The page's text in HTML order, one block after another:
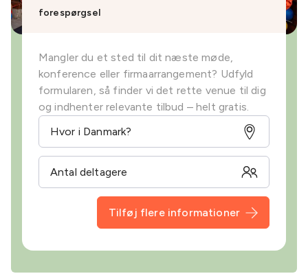
forespørgsel
Mangler du et sted til dit næste møde,
konference eller firmaarrangement? Udfyld
formularen, så finder vi det rette venue til dig
og indhenter relevante tilbud – helt gratis.
Tilføj flere informationer